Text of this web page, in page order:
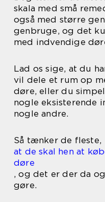
skala med små
også med større
genbruge, og det
med indvendige
Lad os sige, at du
vil dele et rum op
døre, eller du
nogle eksisterende
nogle andre.
Så tænker de fleste,
at de skal hen at
døre
, og det er der da
gøre.